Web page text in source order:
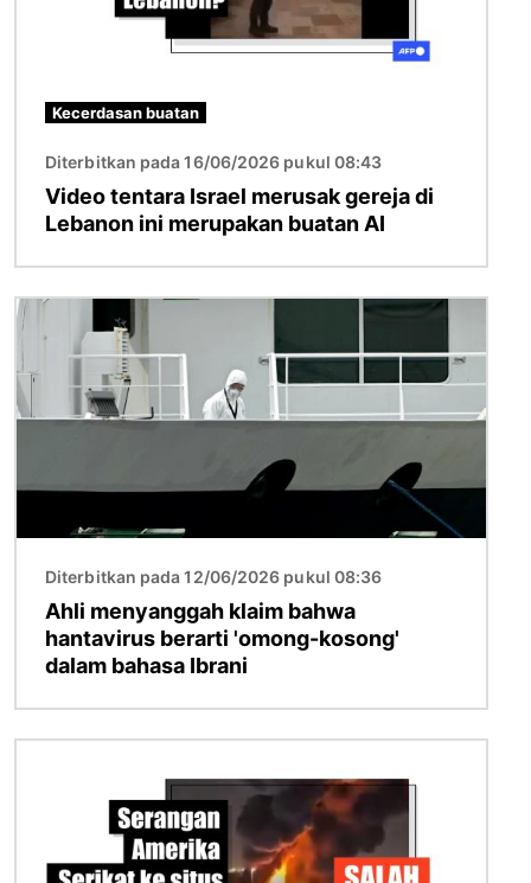
Kecerdasan buatan
Diterbitkan pada 16/06/2026 pukul 08:43
Video tentara Israel merusak gereja di
Lebanon ini merupakan buatan AI
Gambar
Diterbitkan pada 12/06/2026 pukul 08:36
Ahli menyanggah klaim bahwa
hantavirus berarti 'omong-kosong'
dalam bahasa Ibrani